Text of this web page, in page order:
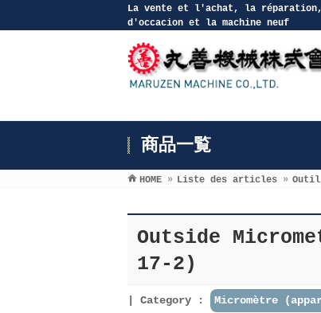
La vente et l′achat, la réparation,
d′occacion et la machine neuf
商品一覧
HOME » Liste des articles » Outil
Outside
17-2)
Category : Micromètre